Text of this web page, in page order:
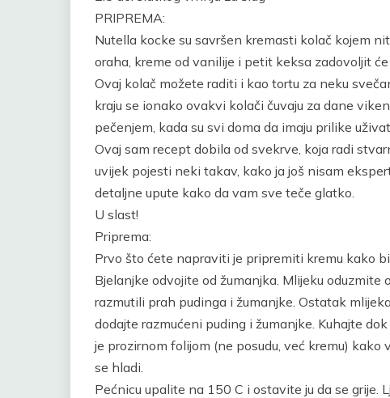
PRIPREMA:
Nutella kocke su savršen kremasti kolač kojem
oraha, kreme od vanilije i petit keksa zadovoljit će
Ovaj kolač možete raditi i kao tortu za neku
kraju se ionako ovakvi kolači čuvaju za dane
pečenjem, kada su svi doma da imaju prilike
Ovaj sam recept dobila od svekrve, koja radi
uvijek pojesti neki takav, kako ja još nisam
detaljne upute kako da vam sve teče glatko.
U slast!
Priprema:
Prvo što ćete napraviti je pripremiti kremu kako
Bjelanjke odvojite od žumanjka. Mlijeku
razmutili prah pudinga i žumanjke. Ostatak
dodajte razmućeni puding i žumanjke. Kuhajte
je prozirnom folijom (ne posudu, već kremu)
se hladi.
Pećnicu upalite na 150 C i ostavite ju da se grije.